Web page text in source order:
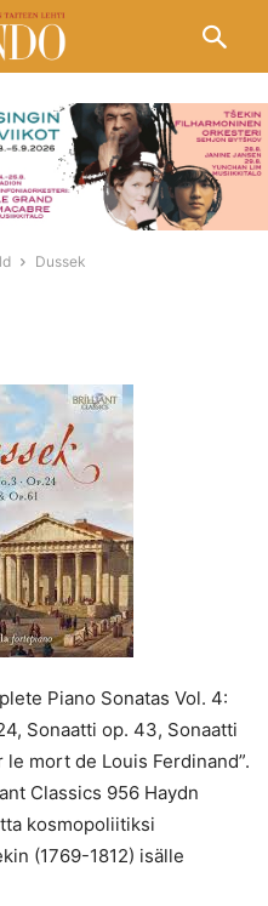
Dussek
Piano Sonatas Vol. 4:
Sonaatti op. 43, Sonaatti
mort de Louis Ferdinand”.
Classics 956 Haydn
kosmopoliitiksi
(1769-1812) isälle